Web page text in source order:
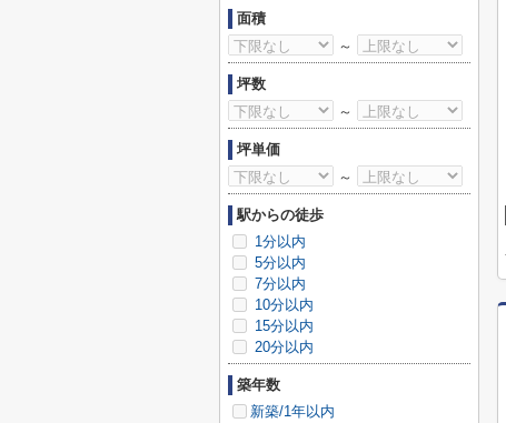
面積
～
坪数
～
坪単価
～
駅からの徒歩
1分以内
5分以内
7分以内
10分以内
15分以内
20分以内
築年数
新築/1年以内